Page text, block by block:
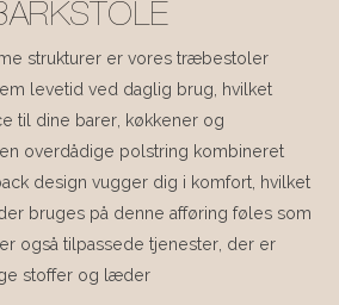
strukturer er vores træbestoler
levetid ved daglig brug, hvilket
til dine barer, køkkener og
overdådige polstring kombineret
design vugger dig i komfort, hvilket
bruges på denne afføring føles som
også tilpassede tjenester, der er
stoffer og læder